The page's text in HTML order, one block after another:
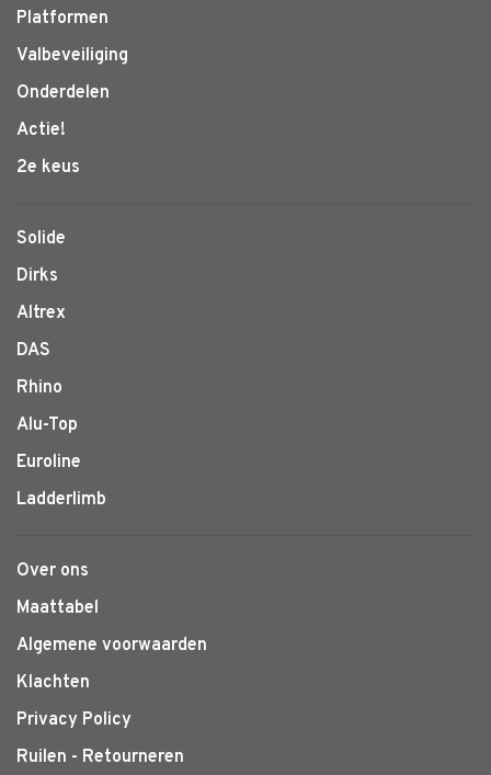
Platformen
Valbeveiliging
Onderdelen
Actie!
2e keus
Solide
Dirks
Altrex
DAS
Rhino
Alu-Top
Euroline
Ladderlimb
Over ons
Maattabel
Algemene voorwaarden
Klachten
Privacy Policy
Ruilen - Retourneren